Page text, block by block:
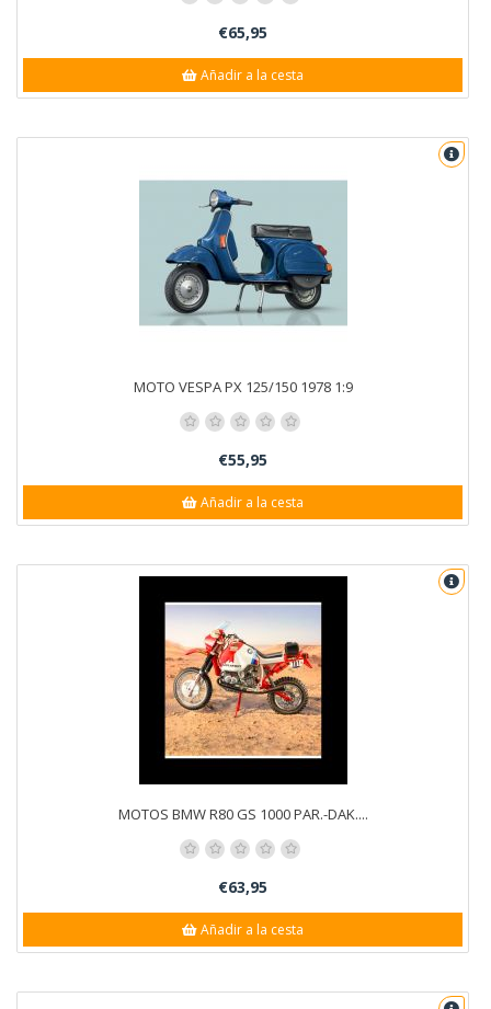
€65,95
Añadir a la cesta
MOTO VESPA PX 125/150 1978 1:9
€55,95
Añadir a la cesta
MOTOS BMW R80 GS 1000 PAR.-DAK....
€63,95
Añadir a la cesta